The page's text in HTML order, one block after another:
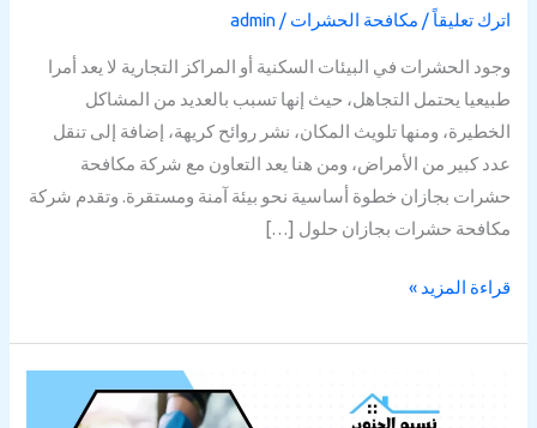
اترك تعليقاً / مكافحة الحشرات /
admin
وجود الحشرات في البيئات السكنية أو المراكز التجارية لا يعد أمرا
طبيعيا يحتمل التجاهل، حيث إنها تسبب بالعديد من المشاكل
الخطيرة، ومنها تلويث المكان، نشر روائح كريهة، إضافة إلى تنقل
عدد كبير من الأمراض، ومن هنا يعد التعاون مع شركة مكافحة
حشرات بجازان خطوة أساسية نحو بيئة آمنة ومستقرة. وتقدم شركة
مكافحة حشرات بجازان حلول […]
قراءة المزيد »